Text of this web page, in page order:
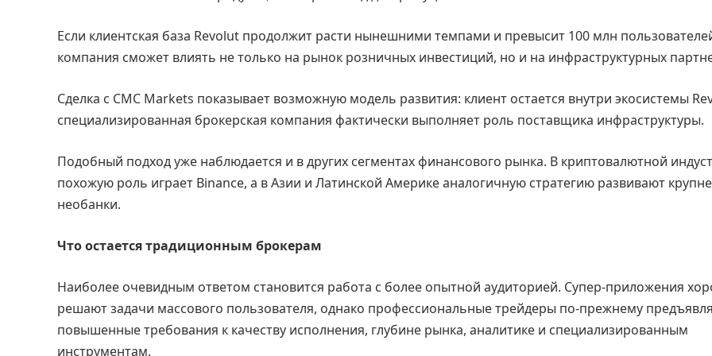
Если клиентская база Revolut продолжит расти нынешними темпами и превысит 100 млн
компания сможет влиять не только на рынок розничных инвестиций, но и на инфраструктурных
Сделка с CMC Markets показывает возможную модель развития: клиент остается внутри экосистемы
специализированная брокерская компания фактически выполняет роль поставщика инфраструктуры.
Подобный подход уже наблюдается и в других сегментах финансового рынка. В криптовалютной
похожую роль играет Binance, а в Азии и Латинской Америке аналогичную стратегию развивают
необанки.
Что остается традиционным брокерам
Наиболее очевидным ответом становится работа с более опытной аудиторией. Супер-приложения
решают задачи массового пользователя, однако профессиональные трейдеры по-прежнему
повышенные требования к качеству исполнения, глубине рынка, аналитике и специализированным
инструментам.